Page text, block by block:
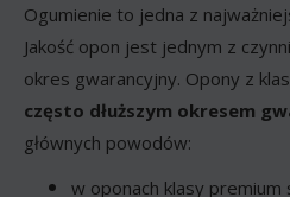
Ogumienie to jedna z
Jakość opon jest jednym z
okres gwarancyjny. Opony z
często dłuższym okresem
głównych powodów:
w oponach klasy premium